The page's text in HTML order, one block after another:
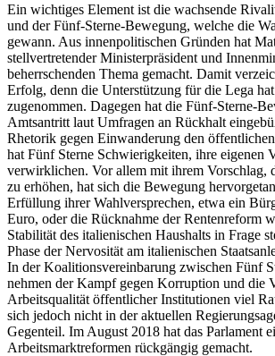
Ein wichtiges Element ist die wachsende
und der Fünf-Sterne-Bewegung, welche die
gewann. Aus innenpolitischen Gründen hat
stellvertretender Ministerpräsident und
beherrschenden Thema gemacht. Damit
Erfolg, denn die Unterstützung für die Lega
zugenommen. Dagegen hat die Fünf-Sterne-
Amtsantritt laut Umfragen an Rückhalt
Rhetorik gegen Einwanderung den
hat Fünf Sterne Schwierigkeiten, ihre eigenen
verwirklichen. Vor allem mit ihrem Vorschlag,
zu er­höhen, hat sich die Bewegung
Erfüllung ihrer Wahlverspre­chen, etwa ein
Euro, oder die Rücknahme der Rentenreform
Stabilität des italienischen Haushalts in Frage
Phase der Nervosität am italienischen
In der Koali­tionsvereinbarung zwischen Fünf
nehmen der Kampf gegen Korrup­tion und die
Arbeitsqualität öffentlicher Institutionen viel
sich jedoch nicht in der aktuel­len
Gegenteil. Im August 2018 hat das Parlament
Arbeitsmarktreformen rückgängig gemacht.